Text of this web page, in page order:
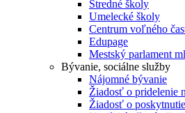
Stredné školy
Umelecké školy
Centrum voľného
Edupage
Mestský parlament
Bývanie, sociálne služby
Nájomné bývanie
Žiadosť o pridelenie
Žiadosť o